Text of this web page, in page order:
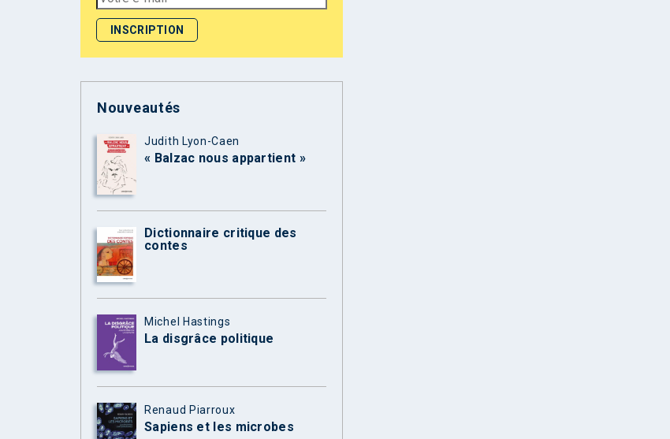
Nouveautés
Judith Lyon-Caen
« Balzac nous appartient »
Dictionnaire critique des
contes
Michel Hastings
La disgrâce politique
Renaud Piarroux
Sapiens et les microbes